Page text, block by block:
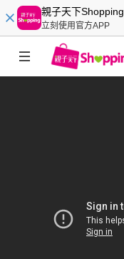
親子天下Shopping
立刻使用官方APP